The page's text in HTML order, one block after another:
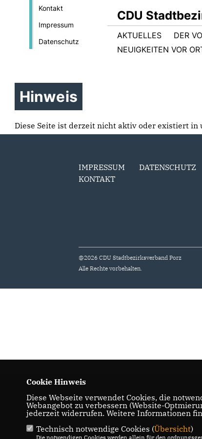
Kontakt
Impressum
Datenschutz
CDU
AKTUELLES DER
NEUIGKEITEN VOR
Hinweis
Diese Seite ist derzeit nicht aktiv oder existiert in
IMPRESSUM
DATENSCHUTZ
KONTAKT
@2026 CDU Stadtbezirksverband Porz
Alle Rechte vorbehalten.
Cookie Hinweis
Diese Webseite verwendet Cookies, die
Webangebot zu verbessern (Website-
jederzeit widerrufen. Weitere Informationen
Technisch notwendige Cookies (Übersicht)
Die notwendigen Cookies werden allein für den